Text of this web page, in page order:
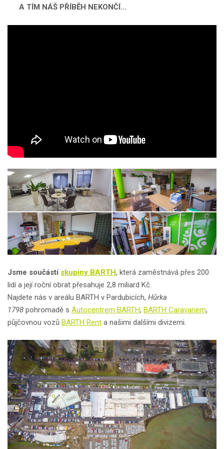
A TÍM NÁŠ PŘÍBĚH NEKONČÍ...
Jsme součástí skupiny BARTH, která zaměstnává přes 200
lidí a její roční obrat přesahuje 2,8 miliard Kč.
Najdete nás v areálu BARTH v Pardubicích, Hůrka
1798 pohromadě s Autocentrem BARTH, BARTH Caravanem,
půjčovnou vozů BARTH Rent a našimi dalšími divizemi.